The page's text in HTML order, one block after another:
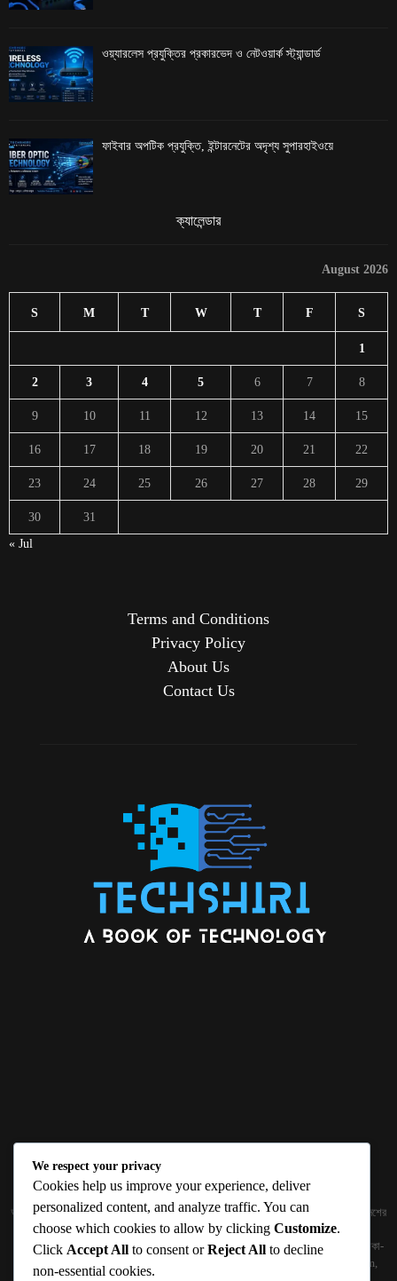
ওয়্যারলেস প্রযুক্তির প্রকারভেদ ও নেটওয়ার্ক স্ট্যান্ডার্ড
ফাইবার অপটিক প্রযুক্তি, ইন্টারনেটের অদৃশ্য সুপারহাইওয়ে
ক্যালেন্ডার
August 2026
S M T W T F S
1
2 3 4 5 6 7 8
9 10 11 12 13 14 15
16 17 18 19 20 21 22
23 24 25 26 27 28 29
30
31
« Jul
Terms and Conditions
Privacy Policy
About Us
Contact Us
ABOUT US
জ্ঞান বিজ্ঞানের উৎকর্ষ আমাদের প্রভাবিত করে। আলোকিত করে। সেই আলো কে ধারণ কর দেশ ও বিদেশের
তথ্যপ্রযুক্তির অতিসাম্প্রতিক খবরাখবর পাঠকের হাতের মুঠোয় দিতে চায় টেকসিঁড়ি ডট কম।
প্রকাশক ও নির্বাহী সম্পাদকঃ সামিউল হক সুমন ১৮৮/১ (২য় তলা), ইনার সার্কুলার রোড, আরামবাগ, ঢাকা-
techshiribd@gmail.com
We respect your privacy
Cookies help us improve your experience, deliver
personalized content, and analyze traffic. You can
choose which cookies to allow by clicking Customize.
Click Accept All to consent orReject All to decline
non-essential cookies.